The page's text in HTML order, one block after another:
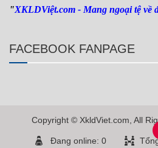
"XKLDViệt.com - Mang ngoại tệ về
FACEBOOK FANPAGE
Copyright © XkldViet.com, All
Đang online: 0